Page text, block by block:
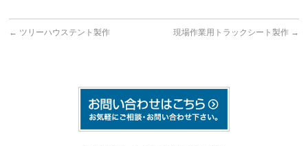
← ツリーハウステント製作 現場作業用トラックシート製作 →